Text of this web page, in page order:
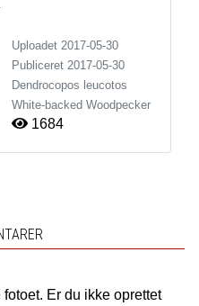
Uploadet 2017-05-30
Publiceret 2017-05-30
Dendrocopos leucotos
White-backed Woodpecker
1684
Er du ikke oprettet